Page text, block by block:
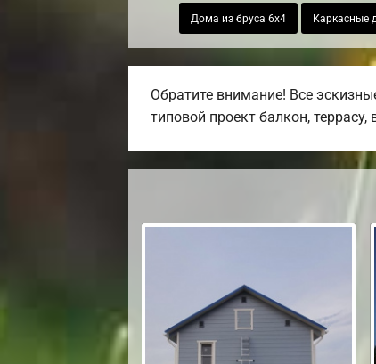
Дома из бруса 6х4 Каркасные
Обратите внимание! Все
типовой проект балкон,